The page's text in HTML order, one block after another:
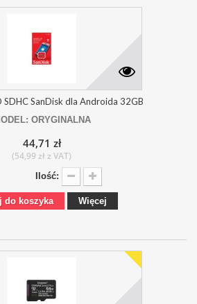
SDHC SanDisk dla Androida 32GB
ORYGINALNA
44,71 zł
(54,99 zł z VAT)
Ilość:
do koszyka Więcej